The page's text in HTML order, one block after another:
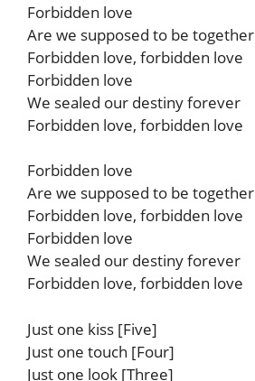
Forbidden love
Are we supposed to be together
Forbidden love, forbidden love
Forbidden love
We sealed our destiny forever
Forbidden love, forbidden love
Forbidden love
Are we supposed to be together
Forbidden love, forbidden love
Forbidden love
We sealed our destiny forever
Forbidden love, forbidden love
Just one kiss [Five]
Just one touch [Four]
Just one look [Three]